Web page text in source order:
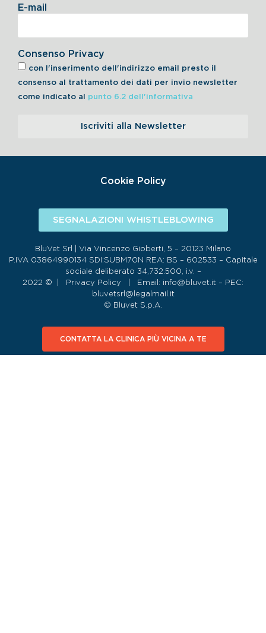
Consenso Privacy
con l'inserimento dell'indirizzo email presto il
consenso al trattamento dei dati per invio newsletter
come indicato al punto 6.2 dell'informativa
E-mail
Iscriviti alla Newsletter
Cookie Policy
SEGNALAZIONI WHISTLEBLOWING
BluVet Srl | Via Vincenzo Gioberti, 5 – 20123 Milano
P.IVA 03864990134 SDI:SUBM70N REA: BS – 602533 – Capitale
sociale deliberato 34,732.500, i.v. –
2022 © |
Privacy Policy | Email: info@bluvet.it – PEC:
bluvetsrl@legalmail.it
© Bluvet S.p.A.
CONTATTA LA CLINICA PIÙ VICINA A TE